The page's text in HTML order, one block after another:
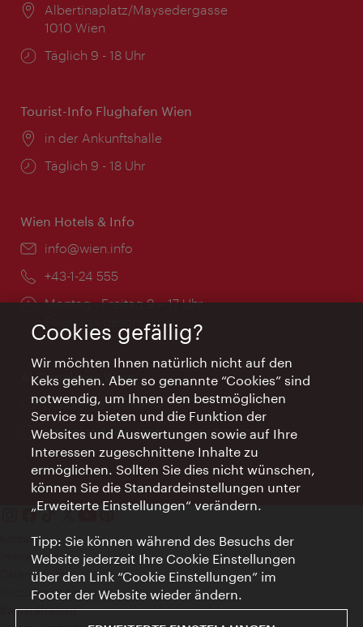
Ort:
Albertinaplatz/Maysedergasse
1010 Wien
Öffnungszeiten:
Täglich 9 - 18 Uhr
Tourist-Info Flughafen Wien
Ort:
in der Ankunftshalle
Öffnungszeiten:
Täglich 9 - 18 Uhr
Wien Hotels & Info
Email:
info@wien.info
Telefon:
+43-1-24 555
Öffnungszeiten:
Montag - Freitag 9 – 17 Uhr
Feiertags geschlossen
AI Concierge Wien
Ort:
concierge.wien.info
Öffnungszeiten:
Informationen rund um die Uhr
Kontakt
Impressum
Datenschutz
Nutzungsbedingungen
Barrierefreiheit
Cookies gefällig?
Wir möchten Ihnen natürlich nicht auf den
Keks gehen. Aber so genannte “Cookies” sind
notwendig, um Ihnen den bestmöglichen
Service zu bieten und die Funktion der
Websites und Auswertungen sowie auf Ihre
Interessen zugeschnittene Inhalte zu
ermöglichen. Sollten Sie dies nicht wünschen,
können Sie die Standardeinstellungen unter
„Erweiterte Einstellungen“ verändern.
Tipp: Sie können während des Besuchs der
Website jederzeit Ihre Cookie Einstellungen
über den Link “Cookie Einstellungen” im
Footer der Website wieder ändern.